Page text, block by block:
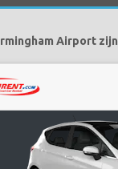
Airport